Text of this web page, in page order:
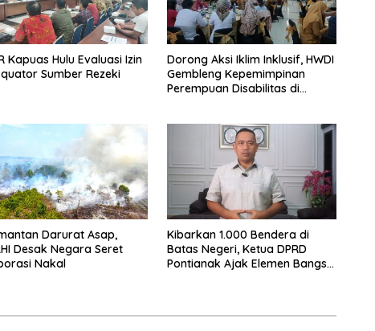
Kapuas Hulu Evaluasi Izin
Sumber Rezeki
Dorong Aksi Iklim Inklusif, HWDI
Gembleng Kepemimpinan
Perempuan Disabilitas di
Darurat Asap,
Desak Negara Seret
Nakal
Kibarkan 1.000 Bendera di
Batas Negeri, Ketua DPRD
Pontianak Ajak Elemen Bangsa